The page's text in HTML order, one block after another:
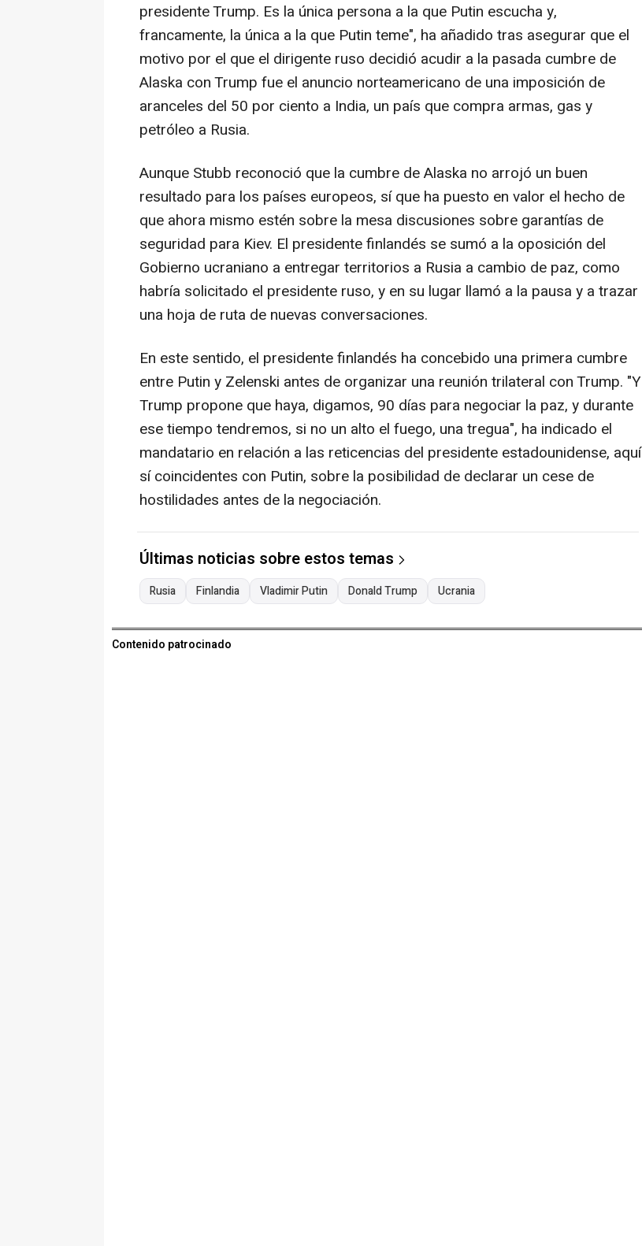
presidente Trump. Es la única persona a la que Putin escucha y,
francamente, la única a la que Putin teme", ha añadido tras asegurar que el
motivo por el que el dirigente ruso decidió acudir a la pasada cumbre de
Alaska con Trump fue el anuncio norteamericano de una imposición de
aranceles del 50 por ciento a India, un país que compra armas, gas y
petróleo a Rusia.
Aunque Stubb reconoció que la cumbre de Alaska no arrojó un buen
resultado para los países europeos, sí que ha puesto en valor el hecho de
que ahora mismo estén sobre la mesa discusiones sobre garantías de
seguridad para Kiev. El presidente finlandés se sumó a la oposición del
Gobierno ucraniano a entregar territorios a Rusia a cambio de paz, como
habría solicitado el presidente ruso, y en su lugar llamó a la pausa y a trazar
una hoja de ruta de nuevas conversaciones.
En este sentido, el presidente finlandés ha concebido una primera cumbre
entre Putin y Zelenski antes de organizar una reunión trilateral con Trump. "Y
Trump propone que haya, digamos, 90 días para negociar la paz, y durante
ese tiempo tendremos, si no un alto el fuego, una tregua", ha indicado el
mandatario en relación a las reticencias del presidente estadounidense, aquí
sí coincidentes con Putin, sobre la posibilidad de declarar un cese de
hostilidades antes de la negociación.
Últimas noticias sobre estos temas
Rusia Finlandia Vladimir Putin Donald Trump Ucrania
Contenido patrocinado